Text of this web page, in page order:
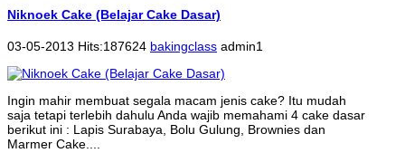
Niknoek Cake (Belajar Cake Dasar)
03-05-2013 Hits:187624 bakingclass admin1
Ingin mahir membuat segala macam jenis cake? Itu mudah
saja tetapi terlebih dahulu Anda wajib memahami 4 cake dasar
berikut ini : Lapis Surabaya, Bolu Gulung, Brownies dan
Marmer Cake....